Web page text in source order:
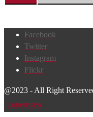
Facebook
Twitter
Instagram
Flickr
@2023 - All Right
Lourenssen